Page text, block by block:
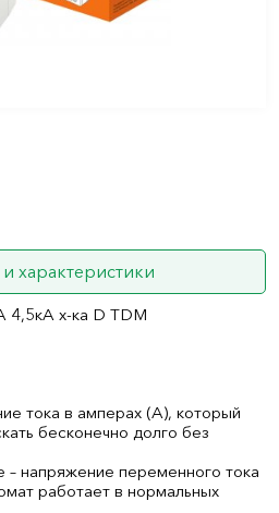
характеристики
4,5кА х-ка D TDM
тока в амперах (А), который
бесконечно долго без
напряжение переменного тока
работает в нормальных